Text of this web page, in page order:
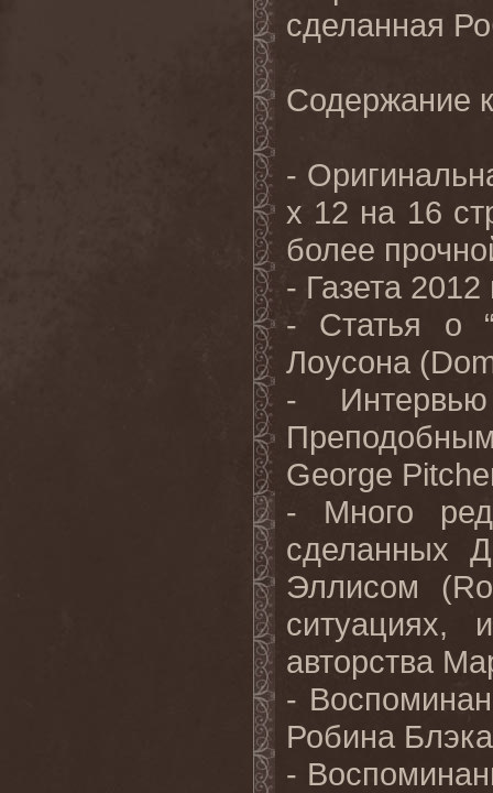
сделанная
Содержание
-
x 12 на 16
более
- Газета
- Статья о
Лоусона
-
George
- Много
сделанных
Эллисом
ситуациях,
авторства
-
Робина Блэка
-